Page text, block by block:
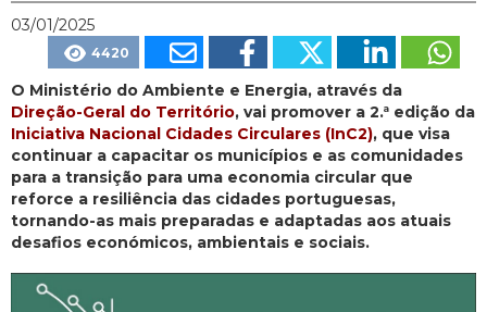
03/01/2025
4420
O Ministério do Ambiente e Energia, através da
Direção-Geral do Território, vai promover a 2.ª edição da
Iniciativa Nacional Cidades Circulares (InC2), que visa
continuar a capacitar os municípios e as comunidades
para a transição para uma economia circular que
reforce a resiliência das cidades portuguesas,
tornando-as mais preparadas e adaptadas aos atuais
desafios económicos, ambientais e sociais.